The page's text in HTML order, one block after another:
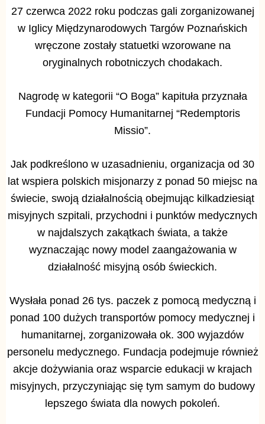
27 czerwca 2022 roku podczas gali zorganizowanej
w Iglicy Międzynarodowych Targów Poznańskich
wręczone zostały statuetki wzorowane na
oryginalnych robotniczych chodakach.
Nagrodę w kategorii “O Boga” kapituła przyznała
Fundacji Pomocy Humanitarnej “Redemptoris
Missio”.
Jak podkreślono w uzasadnieniu, organizacja od 30
lat wspiera polskich misjonarzy z ponad 50 miejsc na
świecie, swoją działalnością obejmując kilkadziesiąt
misyjnych szpitali, przychodni i punktów medycznych
w najdalszych zakątkach świata, a także
wyznaczając nowy model zaangażowania w
działalność misyjną osób świeckich.
Wysłała ponad 26 tys. paczek z pomocą medyczną i
ponad 100 dużych transportów pomocy medycznej i
humanitarnej, zorganizowała ok. 300 wyjazdów
personelu medycznego. Fundacja podejmuje również
akcje dożywiania oraz wsparcie edukacji w krajach
misyjnych, przyczyniając się tym samym do budowy
lepszego świata dla nowych pokoleń.